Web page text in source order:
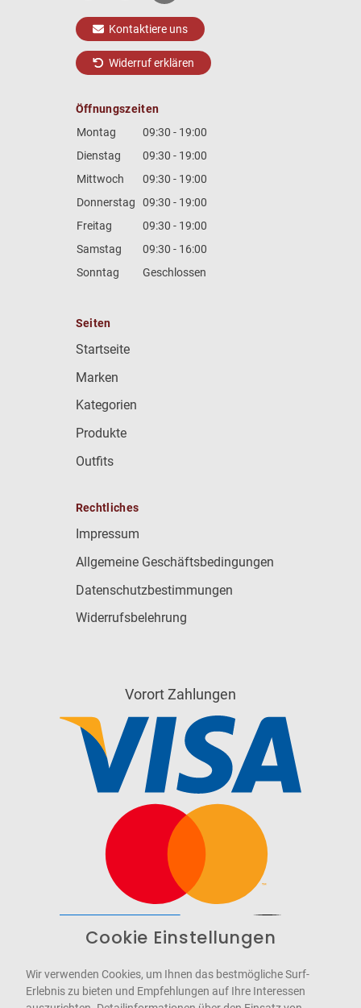
Kontaktiere uns
Widerruf erklären
Öffnungszeiten
Montag
09:30 - 19:00
Dienstag
09:30 - 19:00
Mittwoch
09:30 - 19:00
Donnerstag
09:30 - 19:00
Freitag
09:30 - 19:00
Samstag
09:30 - 16:00
Sonntag
Geschlossen
Seiten
Startseite
Marken
Kategorien
Produkte
Outfits
Rechtliches
Impressum
Allgemeine Geschäftsbedingungen
Datenschutzbestimmungen
Widerrufsbelehrung
Vorort Zahlungen
WCAG-2.1-AA
Cookie Einstellungen
Wir verwenden Cookies, um Ihnen das bestmögliche Surf-
Erlebnis zu bieten und Empfehlungen auf Ihre Interessen